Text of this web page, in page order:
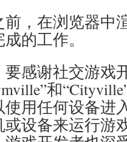
前，在浏览器中
的工作。
感谢社交游戏
和
用任何设备进
设备来运行游